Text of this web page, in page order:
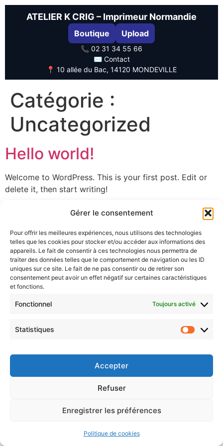
Gérer le consentement
Pour offrir les meilleures expériences, nous utilisons des technologies
telles que les cookies pour stocker et/ou accéder aux informations des
appareils. Le fait de consentir à ces technologies nous permettra de
traiter des données telles que le comportement de navigation ou les ID
uniques sur ce site. Le fait de ne pas consentir ou de retirer son
consentement peut avoir un effet négatif sur certaines caractéristiques
et fonctions.
Fonctionnel Toujours activé
Statistiques
Accepter
Refuser
Enregistrer les préférences
Politique de cookies
ATELIER K CRIG – Imprimeur Normandie
📞 02 31 34 55 66
✉️ Contact
📍 10 allée du Bac, 14120 MONDEVILLE
Boutique Upload
Catégorie :
Uncategorized
Hello world!
Welcome to WordPress. This is your first post. Edit or
delete it, then start writing!
© 2025 Atelier K CRIG – Imprimerie Mondeville
📞 02 31 34 55 66|✉️ Contact|
📍 10 allée du Bac - Cours Montalivet, 14120 MONDEVILLE
Mon Compte|Factures PDF Auto